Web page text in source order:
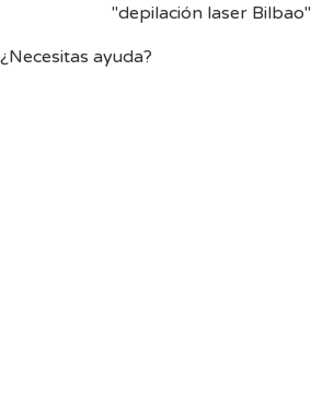
"depilación laser Bilbao"
¿Necesitas ayuda?